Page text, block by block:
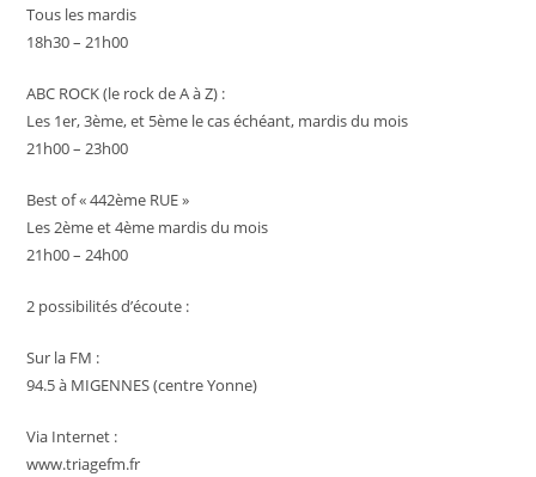
Tous les mardis
18h30 – 21h00
ABC ROCK (le rock de A à Z) :
Les 1er, 3ème, et 5ème le cas échéant, mardis du mois
21h00 – 23h00
Best of « 442ème RUE »
Les 2ème et 4ème mardis du mois
21h00 – 24h00
2 possibilités d’écoute :
Sur la FM :
94.5 à MIGENNES (centre Yonne)
Via Internet :
www.triagefm.fr